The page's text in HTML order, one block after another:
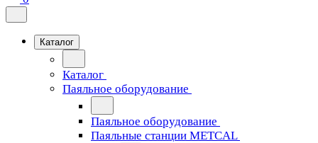
Каталог
Каталог
Паяльное оборудование
Паяльное оборудование
Паяльные станции METCAL